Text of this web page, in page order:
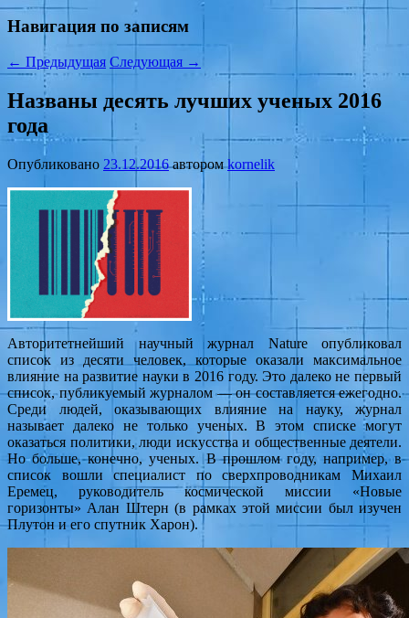
Навигация по записям
← Предыдущая Следующая →
Названы десять лучших ученых 2016
года
Опубликовано 23.12.2016 авторомkornelik
Авторитетнейший научный журнал Nature опубликовал
список из десяти человек, которые оказали максимальное
влияние на развитие науки в 2016 году. Это далеко не первый
список, публикуемый журналом — он составляется ежегодно.
Среди людей, оказывающих влияние на науку, журнал
называет далеко не только ученых. В этом списке могут
оказаться политики, люди искусства и общественные деятели.
Но больше, конечно, ученых. В прошлом году, например, в
список вошли специалист по сверхпроводникам Михаил
Еремец, руководитель космической миссии «Новые
горизонты» Алан Штерн (в рамках этой миссии был изучен
Плутон и его спутник Харон).